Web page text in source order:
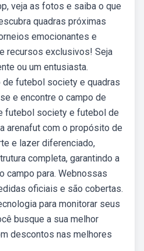
veja as fotos e saiba o que
quadras próximas
emocionantes e
recursos exclusivos! Seja
ou um entusiasta.
futebol society e quadras
e encontre o campo de
futebol society e futebol de
arenafut com o propósito de
e lazer diferenciado,
completa, garantindo a
campo para. Webnossas
oficiais e são cobertas.
para monitorar seus
busque a sua melhor
descontos nas melhores